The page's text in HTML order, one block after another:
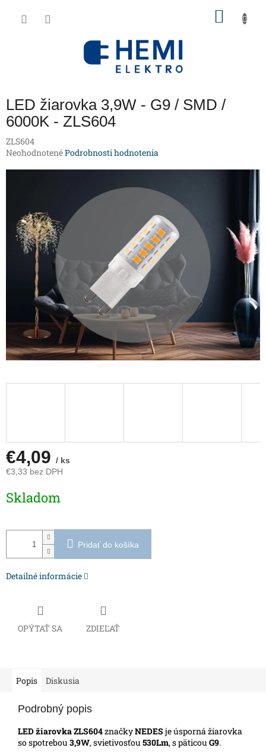
LED žiarovka 3,9W - G9 / SMD /
6000K - ZLS604
ZLS604
Priemerné
hviezdičiek.
NeohodnotenéPodrobnosti hodnotenia
€4,09 / ks
€3,33 bez DPH
cena:
Skladom
Pridať do košíka
Detailné informácie
OPÝTAŤ SA ZDIEĽAŤ
Popis Diskusia
Podrobný popis
LED žiarovka ZLS604značkyNEDES je úsporná žiarovka
so spotrebou 3,9W, svietivosťou 530Lm, s päticou G9.